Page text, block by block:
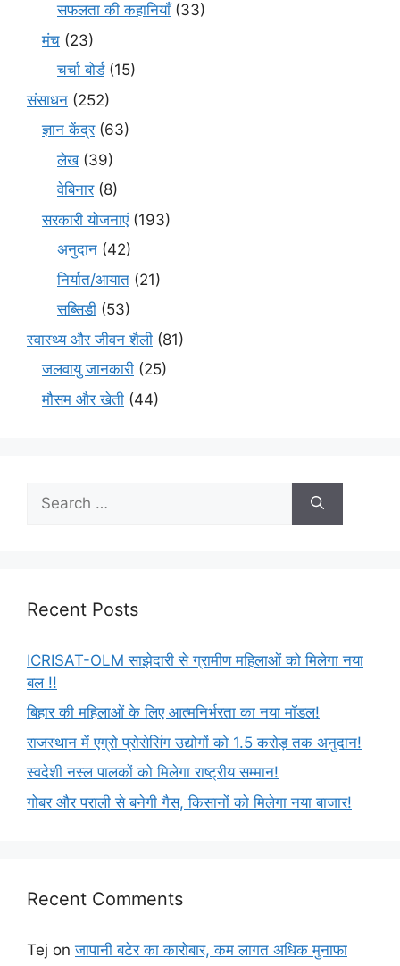
सफलता की कहानियाँ(33)
मंच (23)
चर्चा बोर्ड(15)
संसाधन (252)
ज्ञान केंद्र(63)
लेख(39)
वेबिनार(8)
सरकारी योजनाएं(193)
अनुदान (42)
निर्यात/आयात (21)
सब्सिडी (53)
स्वास्थ्य और जीवन शैली (81)
जलवायु जानकारी (25)
मौसम और खेती (44)
Recent Posts
ICRISAT-OLM साझेदारी से ग्रामीण महिलाओं को मिलेगा नया
बल !!
बिहार की महिलाओं के लिए आत्मनिर्भरता का नया मॉडल!
राजस्थान में एग्रो प्रोसेसिंग उद्योगों को 1.5 करोड़ तक अनुदान!
स्वदेशी नस्ल पालकों को मिलेगा राष्ट्रीय सम्मान!
गोबर और पराली से बनेगी गैस, किसानों को मिलेगा नया बाजार!
Recent Comments
Tej onजापानी बटेर का कारोबार, कम लागत अधिक मुनाफा